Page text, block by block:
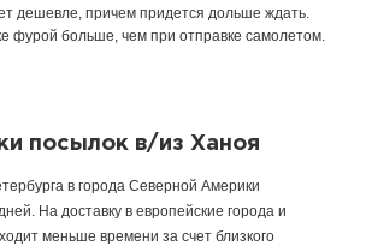
дешевле, причем придется дольше ждать.
фурой больше, чем при отправке самолетом.
посылок в/из Ханоя
в города Северной Америки
На доставку в европейские города и
меньше времени за счет близкого